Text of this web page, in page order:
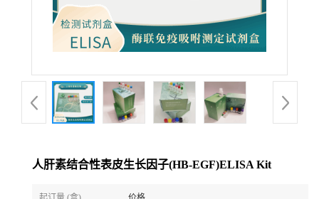
人肝素结合性表皮生长因子(HB-EGF)ELISA Kit